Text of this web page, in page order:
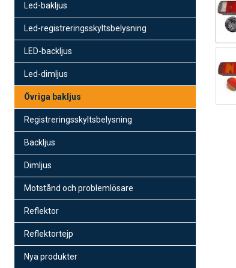
Led-bakljus
Led-registreringsskyltsbelysning
LED-backljus
Led-dimljus
Övriga bakljus
Registreringsskyltsbelysning
Backljus
Dimljus
Motstånd och problemlösare
Reflektor
Reflektortejp
Nya produkter